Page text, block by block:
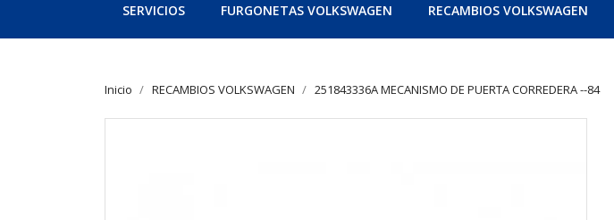
SERVICIOS FURGONETAS VOLKSWAGEN RECAMBIOS VOLKSWAGEN
Inicio RECAMBIOS VOLKSWAGEN 251843336A MECANISMO DE PUERTA CORREDERA --84